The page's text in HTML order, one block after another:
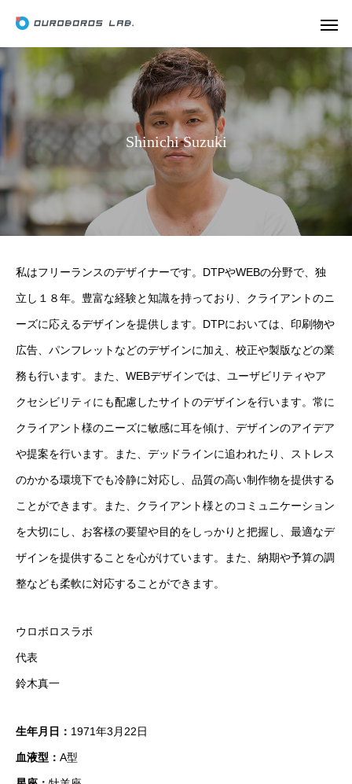
Shinichi Suzuki
私はフリーランスのデザイナーです。DTPやWEBの分野で、独
立し１８年。豊富な経験と知識を持っており、クライアントのニ
ーズに応えるデザインを提供します。DTPにおいては、印刷物や
広告、パンフレットなどのデザインに加え、校正や製版などの業
務も行います。また、WEBデザインでは、ユーザビリティやア
クセシビリティにも配慮したサイトのデザインを行います。常に
クライアント様のニーズに敏感に耳を傾け、デザインのアイデア
や提案を行います。また、デッドラインに追われたり、ストレス
のかかる環境下でも冷静に対応し、品質の高い制作物を提供する
ことができます。また、クライアント様とのコミュニケーション
を大切にし、お客様の要望や目的をしっかりと把握し、最適なデ
ザインを提供することを心がけています。また、納期や予算の調
整なども柔軟に対応することができます。
ウロボロスラボ
代表
鈴木真一
生年月日： 1971年3月22日
血液型： A型